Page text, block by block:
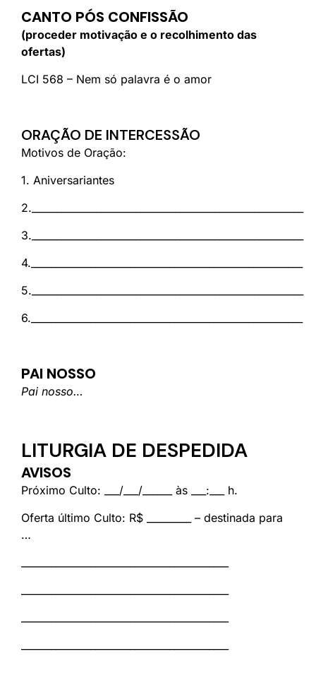
CANTO PÓS CONFISSÃO
(proceder motivação e o recolhimento das
ofertas)
LCI 568 – Nem só palavra é o amor
ORAÇÃO DE INTERCESSÃO
Motivos de Oração:
1. Aniversariantes
2._______________________________________________________
3._______________________________________________________
4._______________________________________________________
5._______________________________________________________
6._______________________________________________________
PAI NOSSO
Pai nosso…
LITURGIA DE DESPEDIDA
AVISOS
Próximo Culto: ___/___/______ às ___:___ h.
Oferta último Culto: R$ _________ – destinada para
…